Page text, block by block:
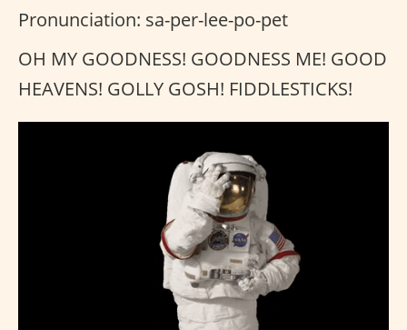
Pronunciation: sa-per-lee-po-pet
OH MY GOODNESS! GOODNESS ME! GOOD
HEAVENS! GOLLY GOSH! FIDDLESTICKS!